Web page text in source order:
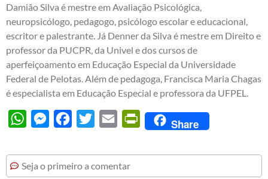
Damião Silva é mestre em Avaliação Psicológica,
neuropsicólogo, pedagogo, psicólogo escolar e educacional,
escritor e palestrante. Já Denner da Silva é mestre em Direito e
professor da PUCPR, da Univel e dos cursos de
aperfeiçoamento em Educação Especial da Universidade
Federal de Pelotas. Além de pedagoga, Francisca Maria Chagas
é especialista em Educação Especial e professora da UFPEL.
WhatsAppMessengerFacebook
Twitter Email PrintFriendly
Share
Seja o primeiro a comentar